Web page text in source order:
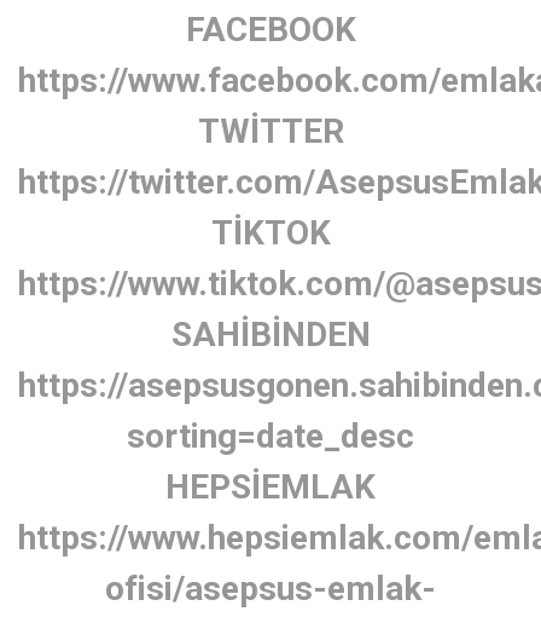
FACEBOOK
https://www.facebook.com/
TWİTTER
https://twitter.com/
TİKTOK
https://www.tiktok.com/
SAHİBİNDEN
https://
sorting=date_desc
HEPSİEMLAK
https://www.hepsiemlak.com/
ofisi/asepsus-emlak-